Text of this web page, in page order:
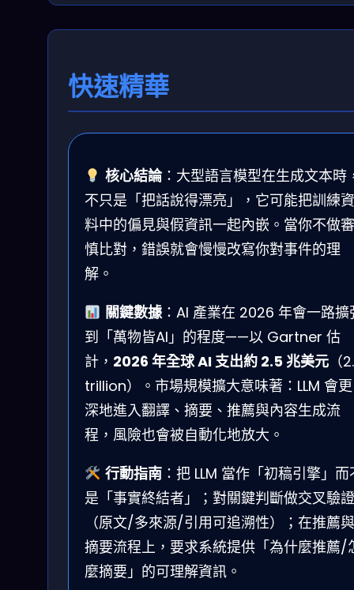
快速精華
核心結論：大型語言模型在生成文本時
不只是「把話說得漂亮」，它可能把訓練資
料中的偏見與假資訊一起內嵌。當你不做審
慎比對，錯誤就會慢慢改寫你對事件的理
解。
關鍵數據：AI 產業在 2026 年會一路擴
到「萬物皆AI」的程度——以 Gartner 估
計， 2026 年全球 AI 支出約 2.5 兆美元 （
trillion）。市場規模擴大意味著：LLM 會更
深地進入翻譯、摘要、推薦與內容生成流
程，風險也會被自動化地放大。
行動指南：把 LLM 當作「初稿引擎」而
是「事實終結者」；對關鍵判斷做交叉驗證
（原文/多來源/引用可追溯性）；在推薦與
摘要流程上，要求系統提供「為什麼推薦/
麼摘要」的可理解資訊。